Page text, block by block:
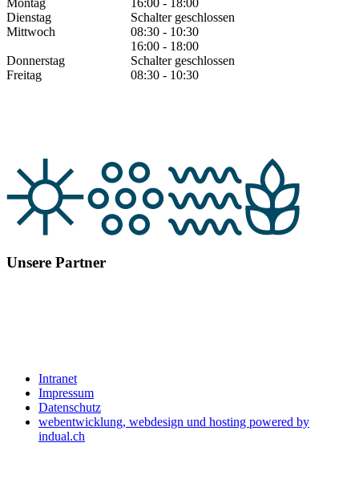
Dienstag
Schalter geschlossen
Mittwoch
08:30 - 10:30
16:00 - 18:00
Donnerstag
Schalter geschlossen
Freitag
08:30 - 10:30
Unsere Partner
Intranet
Impressum
Datenschutz
webentwicklung, webdesign und hosting powered by
indual.ch